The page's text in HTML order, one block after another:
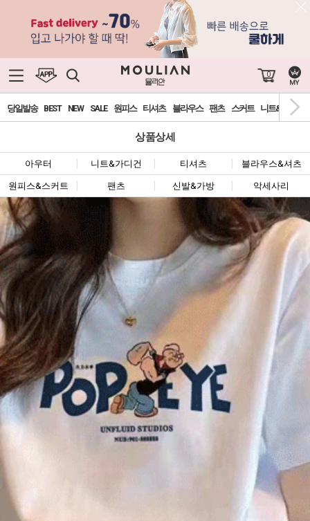
0
당일발송 BEST NEW SALE 원피스 티셔츠 블라우스 팬츠 스커트 니트&가디건
상품상세
아우터 니트&가디건 티셔츠 블라우스&셔츠
원피스&스커트 팬츠 신발&가방 악세사리